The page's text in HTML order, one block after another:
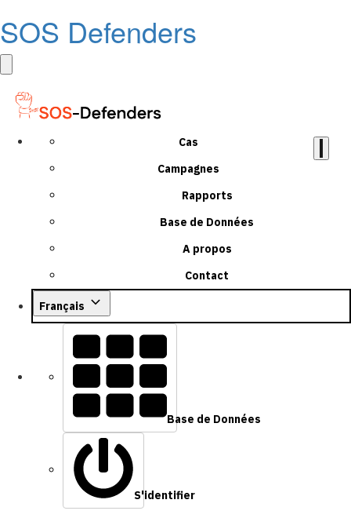
SOS Defenders
Cas
Campagnes
Rapports
Base de Données
A propos
Contact
Français
Base de Données
S'identifier